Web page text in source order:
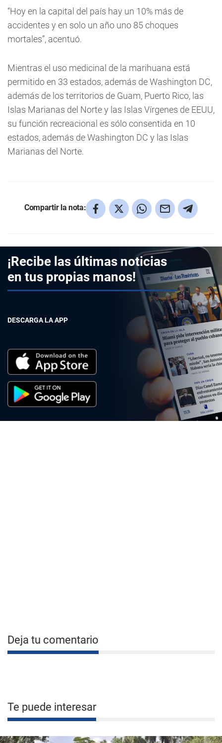
“Hoy en la capital del país hay un 10% más de
accidentes y en solo un año uno 85 choques
mortales”, acentuó.
Mientras el uso medicinal de la marihuana está
permitido en 33 estados, además de Washington DC,
además de los territorios de Guam, Puerto Rico, las
Islas Marianas del Norte y las Islas Vírgenes de EEUU,
su función recreacional es sólo consentida en 10
estados, además de Washington DC y las Islas
Marianas del Norte.
Compartir la nota:
¡Recibe las últimas noticias
en tus propias manos!
DESCARGA LA APP
Deja tu comentario
Te puede interesar